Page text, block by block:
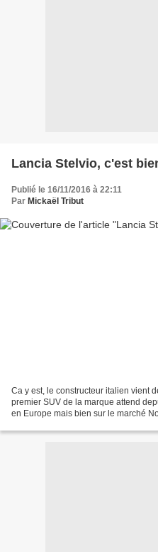
Lancia Stelvio, c'est
Publié le 16/11/2016 à 22:11
Par Mickaël Tribut
Ca y est, le constructeur italien vient
premier SUV de la marque attend
en Europe mais bien sur le marché